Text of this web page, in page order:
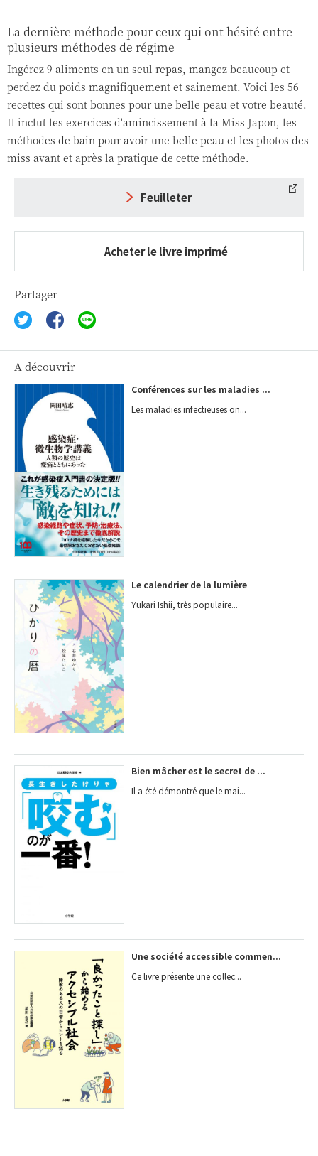
La dernière méthode pour ceux qui ont hésité entre
plusieurs méthodes de régime
Ingérez 9 aliments en un seul repas, mangez beaucoup et
perdez du poids magnifiquement et sainement. Voici les 56
recettes qui sont bonnes pour une belle peau et votre beauté.
Il inclut les exercices d'amincissement à la Miss Japon, les
méthodes de bain pour avoir une belle peau et les photos des
miss avant et après la pratique de cette méthode.
Feuilleter
Acheter le livre imprimé
Partager
A découvrir
Conférences sur les maladies ...
Les maladies infectieuses on...
Le calendrier de la lumière
Yukari Ishii, très populaire...
Bien mâcher est le secret de ...
Il a été démontré que le mai...
Une société accessible commen...
Ce livre présente une collec...